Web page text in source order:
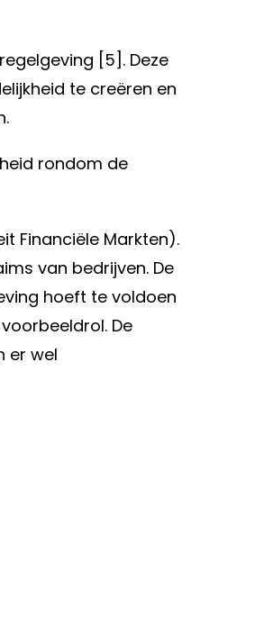
[5]. Deze
te creëren en
rondom de
Financiële Markten).
van bedrijven. De
hoeft te voldoen
De
er wel